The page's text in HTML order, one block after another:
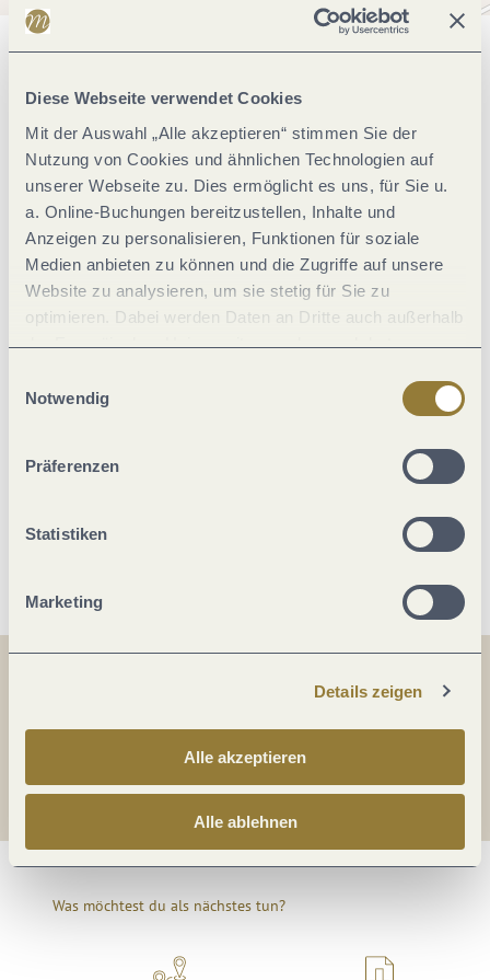
Diese Webseite verwendet Cookies
Mit der Auswahl „Alle akzeptieren“ stimmen Sie der
Nutzung von Cookies und ähnlichen Technologien auf
unserer Webseite zu. Dies ermöglicht es uns, für Sie u.
a. Online-Buchungen bereitzustellen, Inhalte und
Anzeigen zu personalisieren, Funktionen für soziale
Medien anbieten zu können und die Zugriffe auf unsere
Website zu analysieren, um sie stetig für Sie zu
optimieren. Dabei werden Daten an Dritte auch außerhalb
der Europäischen Union weitergegeben und dort
jederzeit widerrufen werden. Mit der Auswahl "Alle
ablehnen" kann es zu Beeinträchtigungen in der Nutzung
Notwendig
Präferenzen
Statistiken
Marketing
Details zeigen
Alle akzeptieren
Alle ablehnen
Einrichtungen Betrieb
Zahlungsarten
Betten & Zimmer
Lage
Teilen
Teilen
Was möchtest du als nächstes tun?